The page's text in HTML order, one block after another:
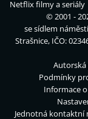
Netflix filmy a seriály
© 2001 -
se sídlem
Strašnice, IČO:
Podmínky
Informace
Jednotná kontaktní